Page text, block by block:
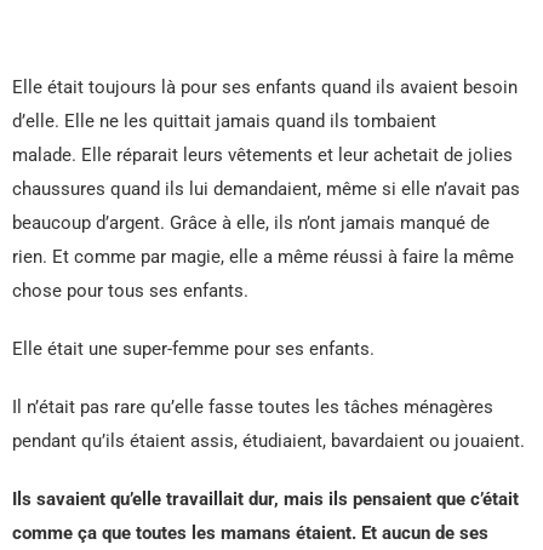
Elle était toujours là pour ses enfants quand ils avaient besoin
d’elle. Elle ne les quittait jamais quand ils tombaient
malade. Elle réparait leurs vêtements et leur achetait de jolies
chaussures quand ils lui demandaient, même si elle n’avait pas
beaucoup d’argent. Grâce à elle, ils n’ont jamais manqué de
rien. Et comme par magie, elle a même réussi à faire la même
chose pour tous ses enfants.
Elle était une super-femme pour ses enfants.
Il n’était pas rare qu’elle fasse toutes les tâches ménagères
pendant qu’ils étaient assis, étudiaient, bavardaient ou jouaient.
Ils savaient qu’elle travaillait dur, mais ils pensaient que c’était
comme ça que toutes les mamans étaient. Et aucun de ses